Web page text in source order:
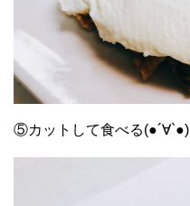
⑤カットして食べる(●︎´∀︎`●︎)